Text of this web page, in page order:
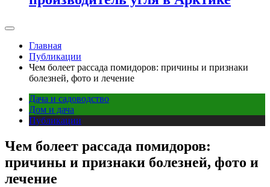
Главная
Публикации
Чем болеет рассада помидоров: причины и признаки
болезней, фото и лечение
Дача и садоводство
Дом и дача
Публикации
Чем болеет рассада помидоров:
причины и признаки болезней, фото и
лечение